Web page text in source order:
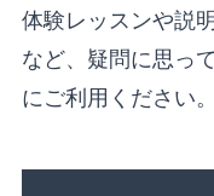
体験レッスンや説
など、疑問に思っ
にご利用ください。